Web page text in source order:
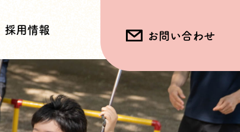
採用情報
お問い合わせ